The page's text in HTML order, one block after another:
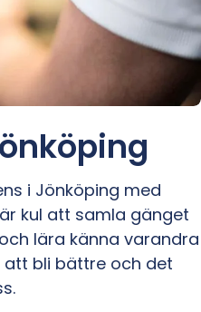
i Jönköping med
kul att samla gänget
lära känna varandra
bli bättre och det